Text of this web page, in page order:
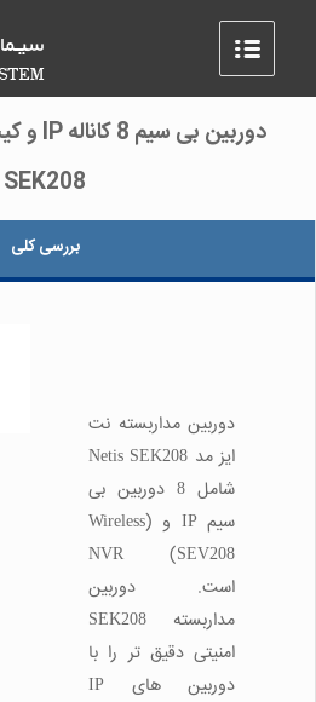
SEK208
بررسی کلی
دوربین مداربسته نت
ایز مد Netis SEK208
شامل 8 دوربین بی
سیم IP و (Wireless
NVR (SEV208
است. دوربین
مداربسته SEK208
امنیتی دقیق تر را با
دوربین های IP